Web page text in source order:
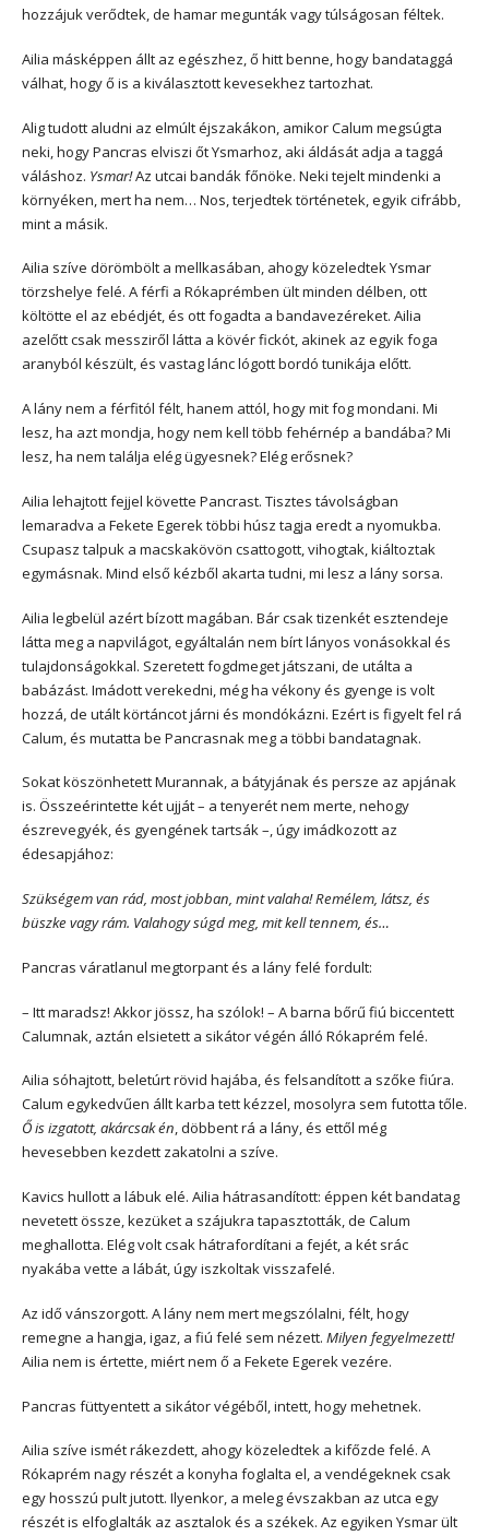
hozzájuk verődtek, de hamar megunták vagy túlságosan féltek.
Ailia másképpen állt az egészhez, ő hitt benne, hogy bandataggá
válhat, hogy ő is a kiválasztott kevesekhez tartozhat.
Alig tudott aludni az elmúlt éjszakákon, amikor Calum megsúgta
neki, hogy Pancras elviszi őt Ysmarhoz, aki áldását adja a taggá
váláshoz. Ysmar!Az utcai bandák főnöke. Neki tejelt mindenki a
környéken, mert ha nem… Nos, terjedtek történetek, egyik cifrább,
mint a másik.
Ailia szíve dörömbölt a mellkasában, ahogy közeledtek Ysmar
törzshelye felé. A férfi a Rókaprémben ült minden délben, ott
költötte el az ebédjét, és ott fogadta a bandavezéreket. Ailia
azelőtt csak messziről látta a kövér fickót, akinek az egyik foga
aranyból készült, és vastag lánc lógott bordó tunikája előtt.
A lány nem a férfitól félt, hanem attól, hogy mit fog mondani. Mi
lesz, ha azt mondja, hogy nem kell több fehérnép a bandába? Mi
lesz, ha nem találja elég ügyesnek? Elég erősnek?
Ailia lehajtott fejjel követte Pancrast. Tisztes távolságban
lemaradva a Fekete Egerek többi húsz tagja eredt a nyomukba.
Csupasz talpuk a macskakövön csattogott, vihogtak, kiáltoztak
egymásnak. Mind első kézből akarta tudni, mi lesz a lány sorsa.
Ailia legbelül azért bízott magában. Bár csak tizenkét esztendeje
látta meg a napvilágot, egyáltalán nem bírt lányos vonásokkal és
tulajdonságokkal. Szeretett fogdmeget játszani, de utálta a
babázást. Imádott verekedni, még ha vékony és gyenge is volt
hozzá, de utált körtáncot járni és mondókázni. Ezért is figyelt fel rá
Calum, és mutatta be Pancrasnak meg a többi bandatagnak.
Sokat köszönhetett Murannak, a bátyjának és persze az apjának
is. Összeérintette két ujját – a tenyerét nem merte, nehogy
észrevegyék, és gyengének tartsák –, úgy imádkozott az
édesapjához:
Szükségem van rád, most jobban, mint valaha! Remélem, látsz, és
büszke vagy rám. Valahogy súgd meg, mit kell tennem, és…
Pancras váratlanul megtorpant és a lány felé fordult:
– Itt maradsz! Akkor jössz, ha szólok! – A barna bőrű fiú biccentett
Calumnak, aztán elsietett a sikátor végén álló Rókaprém felé.
Ailia sóhajtott, beletúrt rövid hajába, és felsandított a szőke fiúra.
Calum egykedvűen állt karba tett kézzel, mosolyra sem futotta tőle.
Ő is izgatott, akárcsak én, döbbent rá a lány, és ettől még
hevesebben kezdett zakatolni a szíve.
Kavics hullott a lábuk elé. Ailia hátrasandított: éppen két bandatag
nevetett össze, kezüket a szájukra tapasztották, de Calum
meghallotta. Elég volt csak hátrafordítani a fejét, a két srác
nyakába vette a lábát, úgy iszkoltak visszafelé.
Az idő vánszorgott. A lány nem mert megszólalni, félt, hogy
remegne a hangja, igaz, a fiú felé sem nézett. Milyen fegyelmezett!
Ailia nem is értette, miért nem ő a Fekete Egerek vezére.
Pancras füttyentett a sikátor végéből, intett, hogy mehetnek.
Ailia szíve ismét rákezdett, ahogy közeledtek a kifőzde felé. A
Rókaprém nagy részét a konyha foglalta el, a vendégeknek csak
egy hosszú pult jutott. Ilyenkor, a meleg évszakban az utca egy
részét is elfoglalták az asztalok és a székek. Az egyiken Ysmar ült